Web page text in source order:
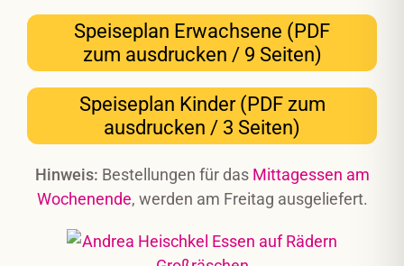
Speiseplan Erwachsene (PDF
zum ausdrucken / 9 Seiten)
Speiseplan Kinder (PDF zum
ausdrucken / 3 Seiten)
Hinweis: Bestellungen für das Mittagessen am
Wochenende, werden am Freitag ausgeliefert.